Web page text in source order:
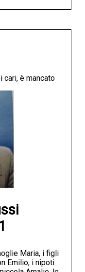
è mancato
Maria, i figli
Emilio, i nipoti